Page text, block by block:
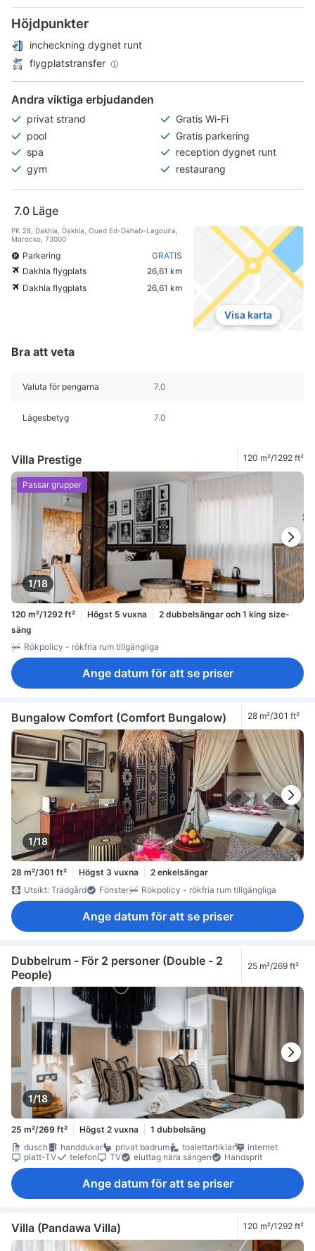
Höjdpunkter
incheckning dygnet runt
flygplatstransfer
Andra viktiga erbjudanden
privat strand
Gratis Wi-Fi
pool
Gratis parkering
spa
reception dygnet runt
gym
restaurang
7.0 Läge
PK 28, Dakhla, Dakhla, Oued Ed-Dahab-Lagouira,
Marocko, 73000
Parkering
GRATIS
Dakhla flygplats
26,61 km
Dakhla flygplats
26,61 km
Visa karta
Bra att veta
Valuta för pengarna 7.0
Lägesbetyg 7.0
Villa Prestige 120 m²/1292 ft²
1/18
Passar grupper
120 m²/1292 ft² Högst 5 vuxna
2 dubbelsängar och 1 king size-
säng
Rökpolicy - rökfria rum tillgängliga
Ange datum för att se priser
Bungalow Comfort (Comfort Bungalow) 28 m²/301 ft²
1/18
28 m²/301 ft² Högst 3 vuxna
2 enkelsängar
Utsikt: Trädgård
Fönster Rökpolicy - rökfria rum tillgängliga
Ange datum för att se priser
Dubbelrum - För 2 personer (Double - 2
People)
25 m²/269 ft²
1/18
25 m²/269 ft² Högst 2 vuxna
1 dubbelsäng
dusch
handdukar privat badrum toalettartiklar
internet
platt-TV
telefon TV eluttag nära sängen Handsprit
Ange datum för att se priser
Villa (Pandawa Villa) 120 m²/1292 ft²